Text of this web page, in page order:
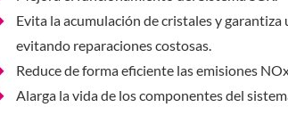
Evita la acumulación de cristales y
evitando reparaciones costosas.
Reduce de forma eficiente las emisiones
Alarga la vida de los componentes del